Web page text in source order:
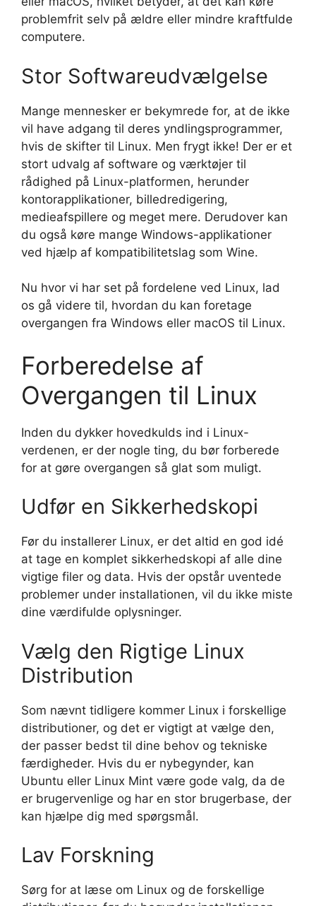
problemfrit selv på ældre eller mindre kraftfulde
computere.
Stor Softwareudvælgelse
Mange mennesker er bekymrede for, at de ikke
vil have adgang til deres yndlingsprogrammer,
hvis de skifter til Linux. Men frygt ikke! Der er et
stort udvalg af software og værktøjer til
rådighed på Linux-platformen, herunder
kontorapplikationer, billedredigering,
medieafspillere og meget mere. Derudover kan
du også køre mange Windows-applikationer
ved hjælp af kompatibilitetslag som Wine.
Nu hvor vi har set på fordelene ved Linux, lad
os gå videre til, hvordan du kan foretage
overgangen fra Windows eller macOS til Linux.
Forberedelse af
Overgangen til Linux
Inden du dykker hovedkulds ind i Linux-
verdenen, er der nogle ting, du bør forberede
for at gøre overgangen så glat som muligt.
Udfør en Sikkerhedskopi
Før du installerer Linux, er det altid en god idé
at tage en komplet sikkerhedskopi af alle dine
vigtige filer og data. Hvis der opstår uventede
problemer under installationen, vil du ikke miste
dine værdifulde oplysninger.
Vælg den Rigtige Linux
Distribution
Som nævnt tidligere kommer Linux i forskellige
distributioner, og det er vigtigt at vælge den,
der passer bedst til dine behov og tekniske
færdigheder. Hvis du er nybegynder, kan
Ubuntu eller Linux Mint være gode valg, da de
er brugervenlige og har en stor brugerbase, der
kan hjælpe dig med spørgsmål.
Lav Forskning
Sørg for at læse om Linux og de forskellige